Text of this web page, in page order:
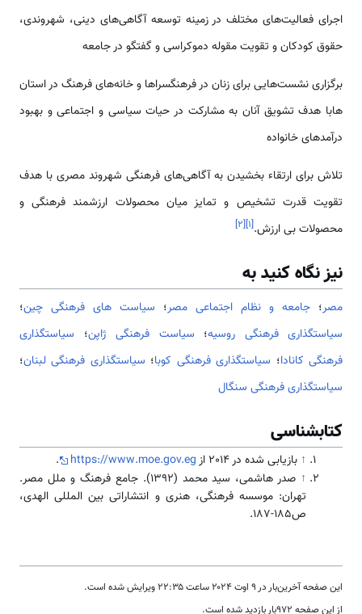
اجرای فعالیت­‌های مختلف در زمینه توسعه آگاهی‌­های دینی، شهروندی،
حقوق کودکان و تقویت مقوله دموکراسی و گفتگو در جامعه
برگزاری نشست­‌هایی برای زنان در فرهنگسراها و خانه‌­های فرهنگ در استان­‌
هابا هدف تشویق آنان به مشارکت در حیات سیاسی و اجتماعی و بهبود
درآمدهای خانواده
تلاش برای ارتقاء بخشیدن به آگاهی­‌های فرهنگی شهروند مصری با هدف
تقویت قدرت تشخیص و تمایز میان محصولات ارزشمند فرهنگی و
محصولات بی­ ارزش.[۱]
[۲]
نیز نگاه کنید به
مصر؛ جامعه و نظام اجتماعی مصر؛ سیاست های فرهنگی چین؛
سیاستگذاری فرهنگی روسیه؛ سياست فرهنگی ژاپن؛ سیاستگذاری
فرهنگی کانادا؛ سیاستگذاری فرهنگی کوبا؛ سیاستگذاری فرهنگی لبنان؛
سیاستگذاری فرهنگی سنگال
کتابشناسی
↑ بازیابی شده در 2014 از https://www.moe.gov.eg
.
↑
صدر هاشمی، سید محمد (1392). جامع فرهنگ و ملل مصر.
تهران: موسسه فرهنگی، هنری و انتشاراتی بین المللی الهدی،
ص185-187.
این صفحه آخرین‌بار در ‏۹ اوت ۲۰۲۴ ساعت ‏۲۲:۳۵ ویرایش شده است.
از این صفحه ۹۷۲بار بازدید شده است.